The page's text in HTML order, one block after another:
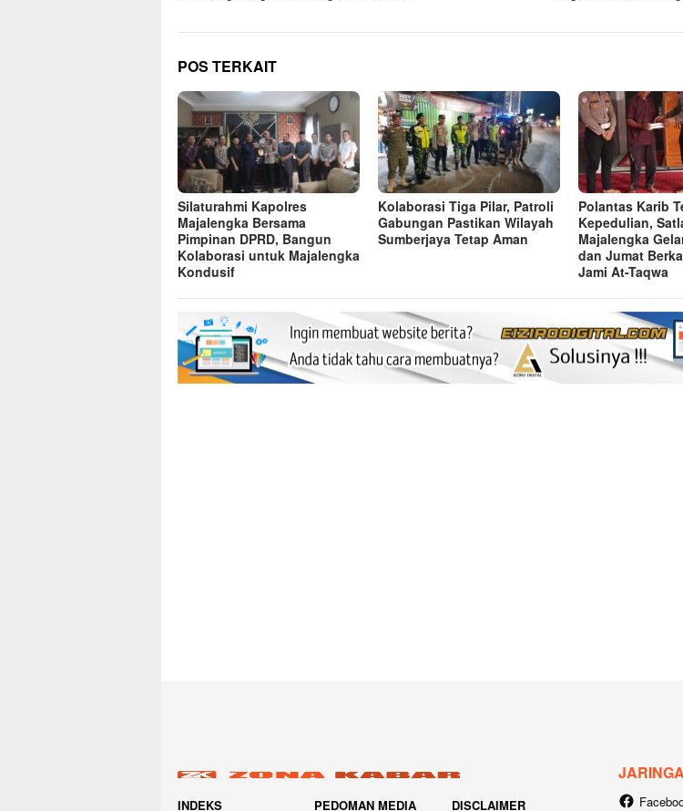
POS TERKAIT
Silaturahmi Kapolres
Majalengka Bersama
Pimpinan DPRD, Bangun
Kolaborasi untuk Majalengka
Kondusif
Kolaborasi Tiga Pilar, Patroli
Gabungan Pastikan Wilayah
Sumberjaya Tetap Aman
Polantas Karib
Kepedulian,
Majalengka
dan Jumat
Jami At-Taqwa
INDEKS PEDOMAN MEDIA DISCLAIMER